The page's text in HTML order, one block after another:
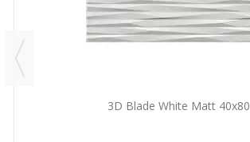
3D Blade White Matt 40x80